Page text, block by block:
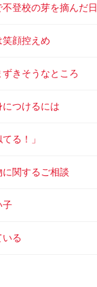
登校の芽を摘んだ日
顔控えめ
きそうなところ
つけるには
る！」
関するご相談
子
る